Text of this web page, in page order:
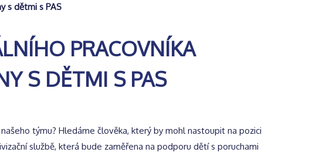
s dětmi s PAS
PRACOVNÍKA
S DĚTMI S PAS
týmu? Hledáme člověka, který by mohl nastoupit na pozici
službě, která bude zaměřena na podporu dětí s poruchami